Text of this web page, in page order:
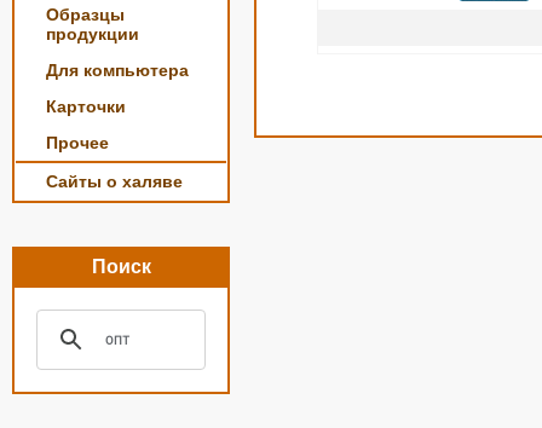
Образцы
продукции
Для компьютера
Карточки
Прочее
Сайты о халяве
Поиск